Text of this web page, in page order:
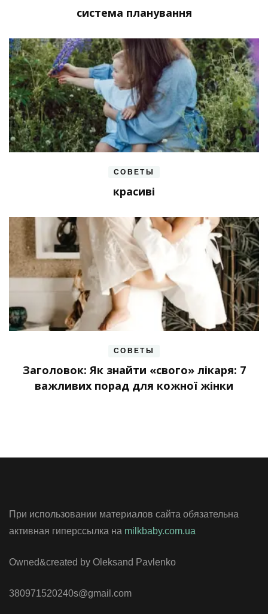
система планування
СОВЕТЫ
красиві
СОВЕТЫ
Заголовок: Як знайти «свого» лікаря: 7
важливих порад для кожної жінки
При использовании материалов сайта обязательна
активная гиперссылка на milkbaby.com.ua
Owned&created by Oleksand Pavlenko
380971520240s@gmail.com